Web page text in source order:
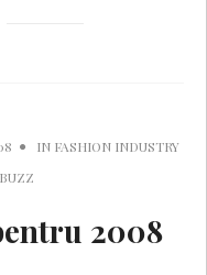
IN FASHION INDUSTRY
2008